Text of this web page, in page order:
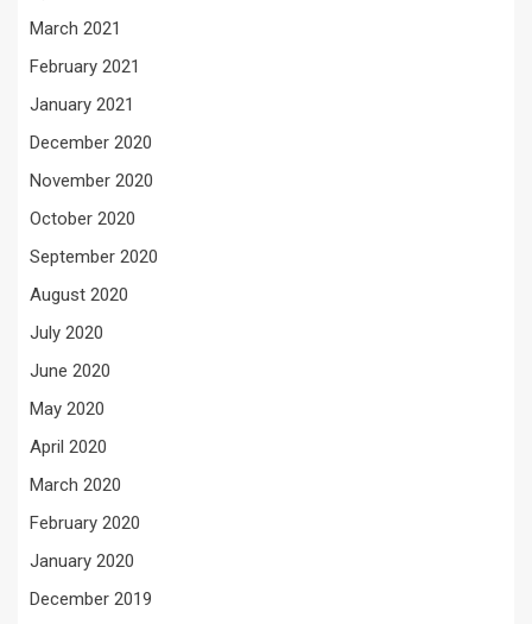
March 2021
February 2021
January 2021
December 2020
November 2020
October 2020
September 2020
August 2020
July 2020
June 2020
May 2020
April 2020
March 2020
February 2020
January 2020
December 2019